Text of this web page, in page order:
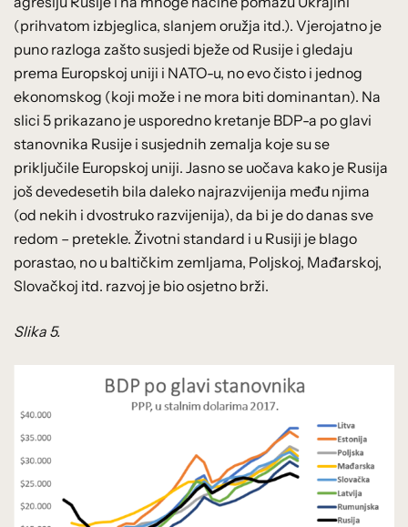
(prihvatom izbjeglica, slanjem oružja itd.). Vjerojatno je
puno razloga zašto susjedi bježe od Rusije i gledaju
prema Europskoj uniji i NATO-u, no evo čisto i jednog
ekonomskog (koji može i ne mora biti dominantan). Na
slici 5 prikazano je usporedno kretanje BDP-a po glavi
stanovnika Rusije i susjednih zemalja koje su se
priključile Europskoj uniji. Jasno se uočava kako je Rusija
još devedesetih bila daleko najrazvijenija među njima
(od nekih i dvostruko razvijenija), da bi je do danas sve
redom – pretekle. Životni standard i u Rusiji je blago
porastao, no u baltičkim zemljama, Poljskoj, Mađarskoj,
Slovačkoj itd. razvoj je bio osjetno brži.
Slika 5.